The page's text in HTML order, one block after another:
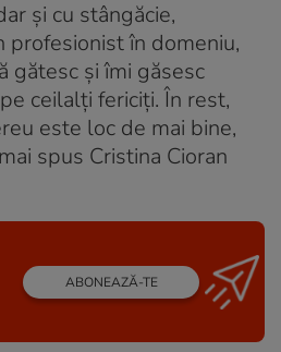
și cu stângăcie,
profesionist în domeniu,
gătesc și îmi găsesc
ceilalți fericiți. În rest,
este loc de mai bine,
spus Cristina Cioran
ABONEAZĂ-TE